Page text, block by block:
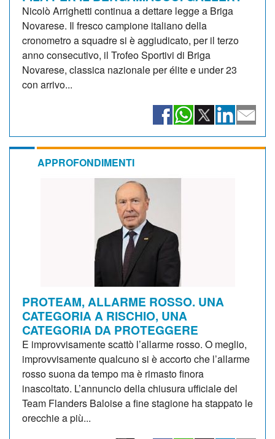
Nicolò Arrighetti continua a dettare legge a Briga
Novarese. Il fresco campione italiano della
cronometro a squadre si è aggiudicato, per il terzo
anno consecutivo, il Trofeo Sportivi di Briga
Novarese, classica nazionale per élite e under 23
con arrivo...
APPROFONDIMENTI
PROTEAM, ALLARME ROSSO. UNA
CATEGORIA A RISCHIO, UNA
CATEGORIA DA PROTEGGERE
E improvvisamente scattò l’allarme rosso. O meglio,
improvvisamente qualcuno si è accorto che l’allarme
rosso suona da tempo ma è rimasto finora
inascoltato. L’annuncio della chiusura ufficiale del
Team Flanders Baloise a fine stagione ha stappato le
orecchie a più...